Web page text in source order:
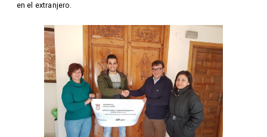
en el extranjero.